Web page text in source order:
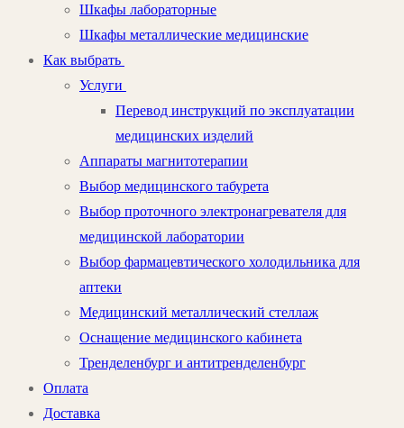
Шкафы лабораторные
Шкафы металлические медицинские
Как выбрать
Услуги
Перевод инструкций по эксплуатации
медицинских изделий
Аппараты магнитотерапии
Выбор медицинского табурета
Выбор проточного электронагревателя для
медицинской лаборатории
Выбор фармацевтического холодильника для
аптеки
Медицинский металлический стеллаж
Оснащение медицинского кабинета
Тренделенбург и антитренделенбург
Оплата
Доставка